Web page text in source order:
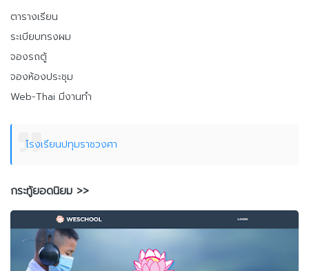
ตารางเรียน
ระเบียบทรงผม
จองรถตู้
จองห้องประชุม
Web-Thai มีงานทำ
โรงเรียนปทุมราชวงศา
กระทู้ยอดนิยม >>